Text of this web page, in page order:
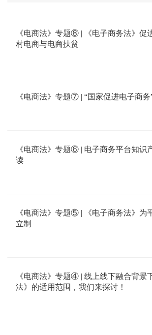
《电商法》专题⑧ | 《电子商务法》促
村电商与电商扶贫
《电商法》专题⑦ | “国家促进电子商
《电商法》专题⑥ | 电子商务平台知识
读
《电商法》专题⑤ | 《电子商务法》为
立制
《电商法》专题④ | 线上线下融合背景
法》的适用范围，我们来探讨！